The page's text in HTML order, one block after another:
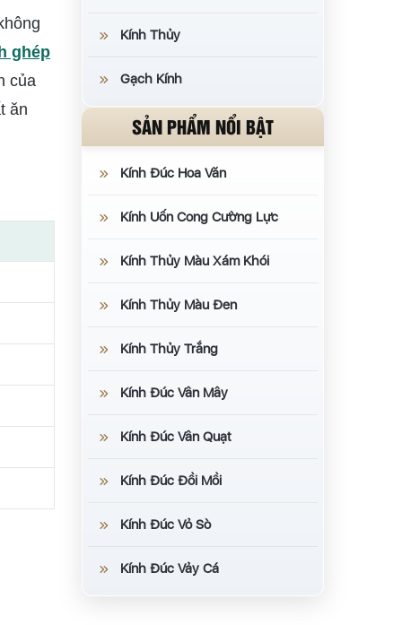
ghép
của
ăn
Kính Thủy
Gạch Kính
SẢN PHẨM NỔI BẬT
Kính Đúc Hoa Văn
Kính Uốn Cong Cường Lực
Kính Thủy Màu Xám Khói
Kính Thủy Màu Đen
Kính Thủy Trắng
Kính Đúc Vân Mây
Kính Đúc Vân Quạt
Kính Đúc Đồi Mồi
Kính Đúc Vỏ Sò
Kính Đúc Vảy Cá